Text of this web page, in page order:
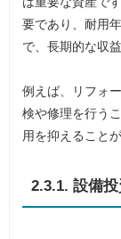
要であり、耐用
で、長期的な収
例えば、リフォ
検や修理を行う
用を抑えること
2.3.1. 設備